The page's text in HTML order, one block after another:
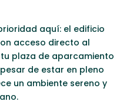
aquí: el edificio
acceso directo al
plaza de aparcamiento
de estar en pleno
un ambiente sereno y